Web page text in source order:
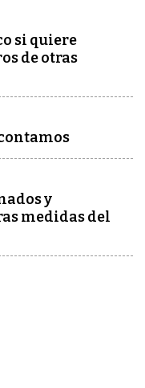
si quiere
de otras
y
medidas del